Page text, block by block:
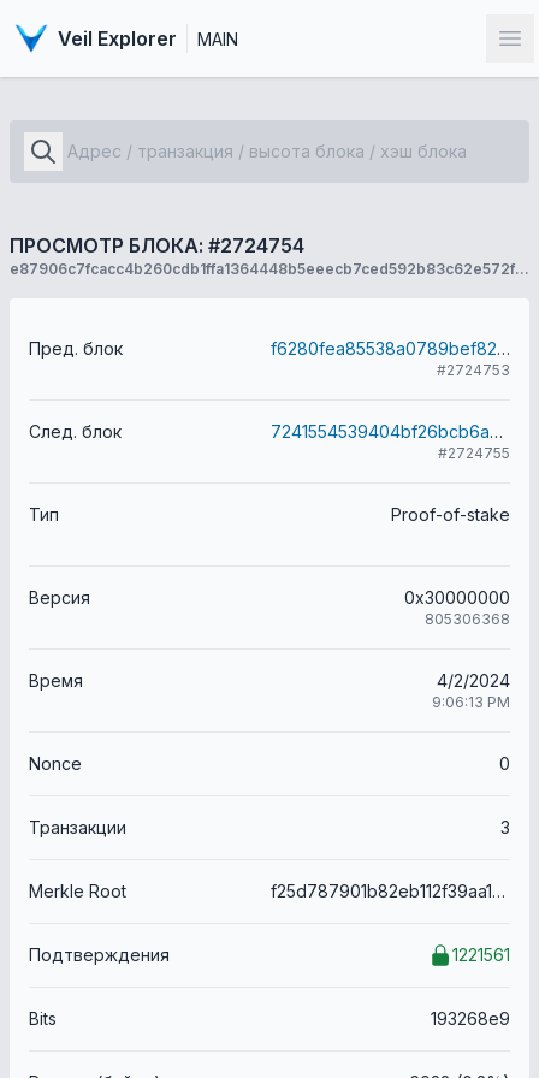
Veil Explorer MAIN
ПРОСМОТР БЛОКА: #2724754
e87906c7fcacc4b260cdb1ffa1364448b5eeecb7ced592b83c62e572f6697670
Пред. блок f6280fea85538a0789bef82386caa11bd371d4cd24a24e50526950a7e06e6671
#2724753
След. блок 7241554539404bf26bcb6a57589c752883d648725010f9c280e89096f95790fc
#2724755
Тип Proof-of-stake
Версия 0x30000000
805306368
Время 4/2/2024
9:06:13 PM
Nonce 0
Транзакции 3
Merkle Root f25d787901b82eb112f39aa1bd89bf395d3e3542763ac670cfc6a6a6859c7e9e
Подтверждения 1221561
Bits 193268e9